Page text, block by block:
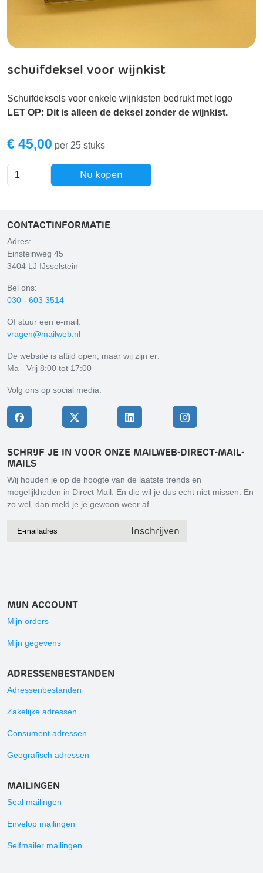
schuifdeksel voor wijnkist
Schuifdeksels voor enkele wijnkisten bedrukt met logo
LET OP: Dit is alleen de deksel zonder de wijnkist.
€ 45,00 per 25 stuks
Nu kopen
CONTACTINFORMATIE
Adres:
Einsteinweg 45
3404 LJ IJsselstein
Bel ons:
030 - 603 3514
Of stuur een e-mail:
vragen@mailweb.nl
De website is altijd open, maar wij zijn er:
Ma - Vrij 8:00 tot 17:00
Volg ons op social media:
SCHRIJF JE IN VOOR ONZE MAILWEB-DIRECT-MAIL-
MAILS
Wij houden je op de hoogte van de laatste trends en
mogelijkheden in Direct Mail. En die wil je dus echt niet missen. En
zo wel, dan meld je je gewoon weer af.
Inschrijven
MIJN ACCOUNT
Mijn orders
Mijn gegevens
ADRESSENBESTANDEN
Adressenbestanden
Zakelijke adressen
Consument adressen
Geografisch adressen
MAILINGEN
Seal mailingen
Envelop mailingen
Selfmailer mailingen